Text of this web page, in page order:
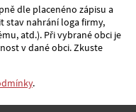
dle placenéno zápisu a
stav nahrání loga firmy,
atd.). Při vybrané obci je
v dané obci. Zkuste
.